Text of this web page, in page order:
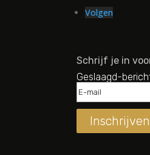
Volgen
Schrijf je in
Geslaagd-
Inschrijven